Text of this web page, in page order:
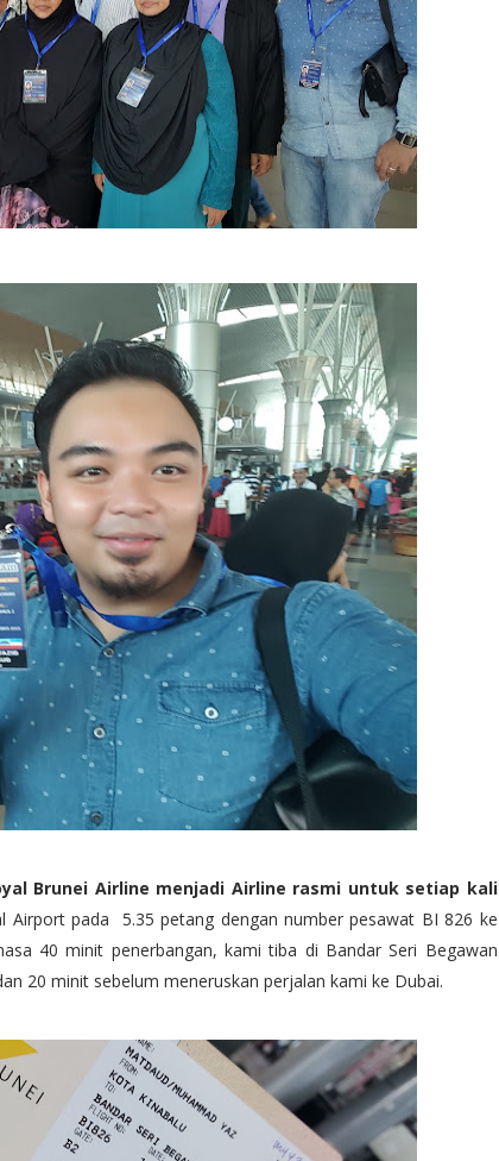
Brunei Airline menjadi Airline rasmi untuk setiap kali
Airport pada 5.35 petang dengan number pesawat BI 826 ke
40 minit penerbangan, kami tiba di Bandar Seri Begawan
20 minit sebelum meneruskan perjalan kami ke Dubai.